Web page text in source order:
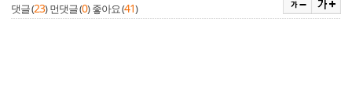
댓글 (23) 먼댓글 (0) 좋아요 (41)